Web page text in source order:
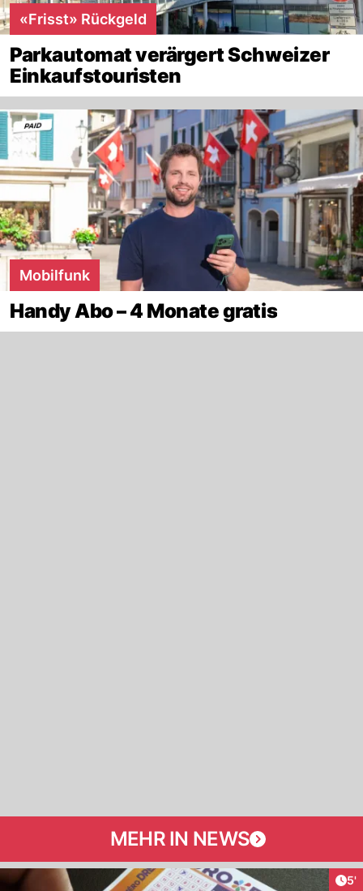
«Frisst» Rückgeld
Parkautomat verärgert Schweizer
Einkaufstouristen
Mobilfunk
Handy Abo – 4 Monate gratis
MEHR IN NEWS
5'